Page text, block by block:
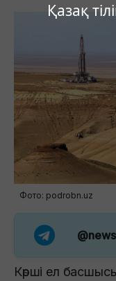
Қазақ
Фото: podrobn.uz
Көрші ел